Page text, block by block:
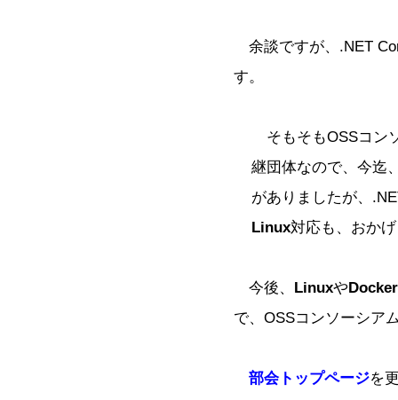
余談ですが、.NET
す。
そもそもOSSコン
継団体なので、今迄
がありましたが、
Linux対応も、おか
今後、 LinuxやDocker
で、OSSコンソーシア
部会トップページを